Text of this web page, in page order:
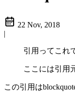
22 Nov, 2018
|
引用ってこれ
ここには引用
この引用は